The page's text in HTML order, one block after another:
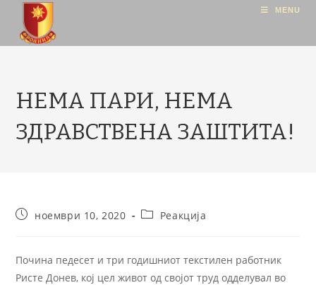
MENU
НЕМА ПАРИ, НЕМА
ЗДРАВСТВЕНА ЗАШТИТА!
ноември 10, 2020 Реакција
Почина педесет и три годишниот текстилен работник
Ристе Донев, кој цел живот од својот труд одделувал во